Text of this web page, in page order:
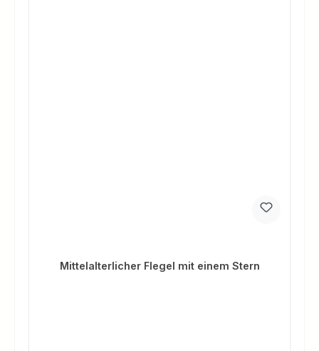
Mittelalterlicher Flegel mit einem Stern